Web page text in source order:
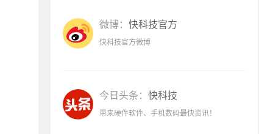
微博： 快科技官方
快科技官方微博
今日头条： 快科技
带来硬件软件、手机数码最快资讯！